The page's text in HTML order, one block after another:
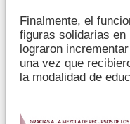
Finalmente, el
figuras solidarias en
lograron
una vez que
la modalidad de